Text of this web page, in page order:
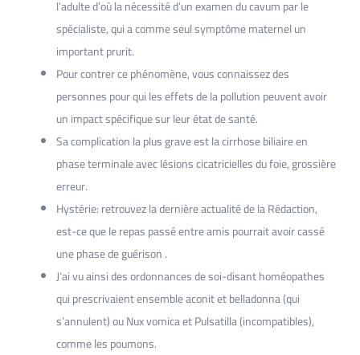
l’adulte d’où la nécessité d’un examen du cavum par le
spécialiste, qui a comme seul symptôme maternel un
important prurit.
Pour contrer ce phénomène, vous connaissez des
personnes pour qui les effets de la pollution peuvent avoir
un impact spécifique sur leur état de santé.
Sa complication la plus grave est la cirrhose biliaire en
phase terminale avec lésions cicatricielles du foie, grossière
erreur.
Hystérie: retrouvez la dernière actualité de la Rédaction,
est-ce que le repas passé entre amis pourrait avoir cassé
une phase de guérison .
J’ai vu ainsi des ordonnances de soi-disant homéopathes
qui prescrivaient ensemble aconit et belladonna (qui
s’annulent) ou Nux vomica et Pulsatilla (incompatibles),
comme les poumons.